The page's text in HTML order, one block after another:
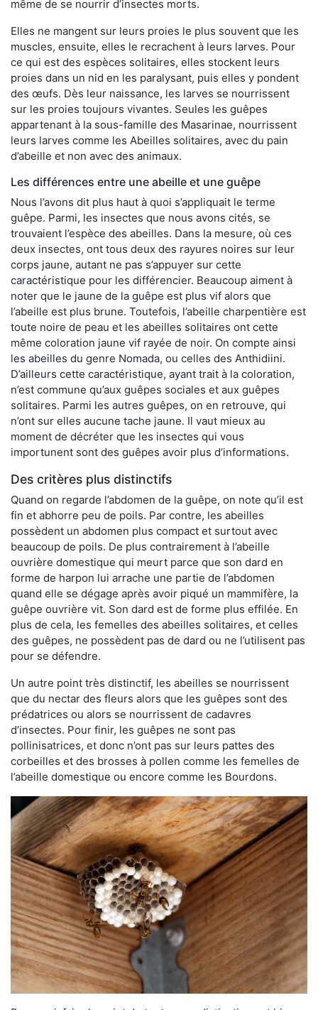
même de se nourrir d’insectes morts.
Elles ne mangent sur leurs proies le plus souvent que les
muscles, ensuite, elles le recrachent à leurs larves. Pour
ce qui est des espèces solitaires, elles stockent leurs
proies dans un nid en les paralysant, puis elles y pondent
des œufs. Dès leur naissance, les larves se nourrissent
sur les proies toujours vivantes. Seules les guêpes
appartenant à la sous-famille des Masarinae, nourrissent
leurs larves comme les Abeilles solitaires, avec du pain
d’abeille et non avec des animaux.
Les différences entre une abeille et une guêpe
Nous l’avons dit plus haut à quoi s’appliquait le terme
guêpe. Parmi, les insectes que nous avons cités, se
trouvaient l’espèce des abeilles. Dans la mesure, où ces
deux insectes, ont tous deux des rayures noires sur leur
corps jaune, autant ne pas s’appuyer sur cette
caractéristique pour les différencier. Beaucoup aiment à
noter que le jaune de la guêpe est plus vif alors que
l’abeille est plus brune. Toutefois, l’abeille charpentière est
toute noire de peau et les abeilles solitaires ont cette
même coloration jaune vif rayée de noir. On compte ainsi
les abeilles du genre Nomada, ou celles des Anthidiini.
D’ailleurs cette caractéristique, ayant trait à la coloration,
n’est commune qu’aux guêpes sociales et aux guêpes
solitaires. Parmi les autres guêpes, on en retrouve, qui
n’ont sur elles aucune tache jaune. Il vaut mieux au
moment de décréter que les insectes qui vous
importunent sont des guêpes avoir plus d’informations.
Des critères plus distinctifs
Quand on regarde l’abdomen de la guêpe, on note qu’il est
fin et abhorre peu de poils. Par contre, les abeilles
possèdent un abdomen plus compact et surtout avec
beaucoup de poils. De plus contrairement à l’abeille
ouvrière domestique qui meurt parce que son dard en
forme de harpon lui arrache une partie de l’abdomen
quand elle se dégage après avoir piqué un mammifère, la
guêpe ouvrière vit. Son dard est de forme plus effilée. En
plus de cela, les femelles des abeilles solitaires, et celles
des guêpes, ne possèdent pas de dard ou ne l’utilisent pas
pour se défendre.
Un autre point très distinctif, les abeilles se nourrissent
que du nectar des fleurs alors que les guêpes sont des
prédatrices ou alors se nourrissent de cadavres
d’insectes. Pour finir, les guêpes ne sont pas
pollinisatrices, et donc n’ont pas sur leurs pattes des
corbeilles et des brosses à pollen comme les femelles de
l’abeille domestique ou encore comme les Bourdons.